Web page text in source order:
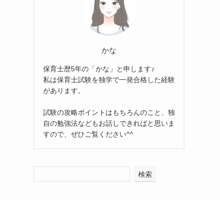
かな
保育士歴5年の「かな」と申します♪
私は保育士試験を独学で一発合格した経験
があります。
試験の攻略ポイントはもちろんのこと、独
自の勉強法などもお話しできればと思いま
すので、ぜひご覧ください^^
検索